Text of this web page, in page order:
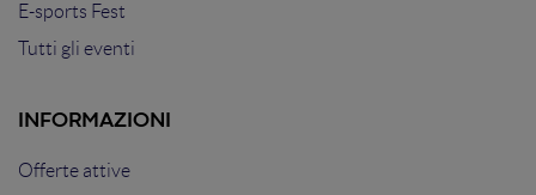
E-sports Fest
Tutti gli eventi
INFORMAZIONI
Offerte attive